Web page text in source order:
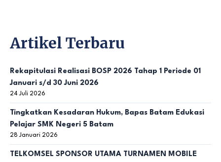
Artikel Terbaru
Rekapitulasi Realisasi BOSP 2026 Tahap 1 Periode 01
Januari s/d 30 Juni 2026
24 Juli 2026
Tingkatkan Kesadaran Hukum, Bapas Batam Edukasi
Pelajar SMK Negeri 5 Batam
28 Januari 2026
TELKOMSEL SPONSOR UTAMA TURNAMEN MOBILE